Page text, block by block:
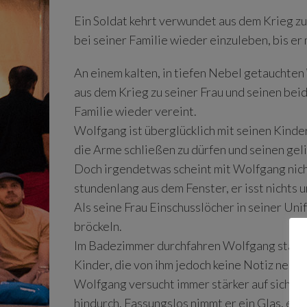
Ein Soldat kehrt verwundet aus dem Krieg
bei seiner Familie wieder einzuleben, bis
An einem kalten, in tiefen Nebel
aus dem Krieg zu seiner Frau und seinen
Familie wieder vereint.
Wolfgang ist überglücklich mit seinen
die Arme schließen zu dürfen und seinen
Doch irgendetwas scheint mit Wolfgang
stundenlang aus dem Fenster, er isst nichts
Als seine Frau Einschusslöcher in seiner
bröckeln.
Im Badezimmer durchfahren Wolfgang
Kinder, die von ihm jedoch keine Notiz
Wolfgang versucht immer stärker auf sich
hindurch. Fassungslos nimmt er ein Glas,